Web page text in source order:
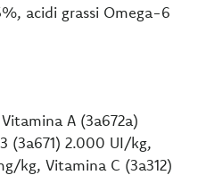
acidi grassi Omega-6
Vitamina A (3a672a)
(3a671) 2.000 UI/kg,
kg, Vitamina C (3a312)